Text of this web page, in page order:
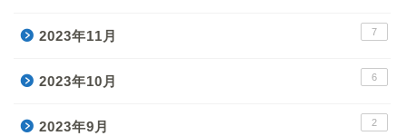
2023年11月 7
2023年10月 6
2023年9月 2